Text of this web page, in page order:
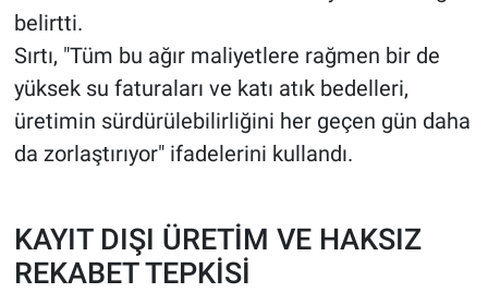
belirtti.
Sırtı, "Tüm bu ağır maliyetlere rağmen bir de
yüksek su faturaları ve katı atık bedelleri,
üretimin sürdürülebilirliğini her geçen gün daha
da zorlaştırıyor" ifadelerini kullandı.
KAYIT DIŞI ÜRETİM VE HAKSIZ
REKABET TEPKİSİ